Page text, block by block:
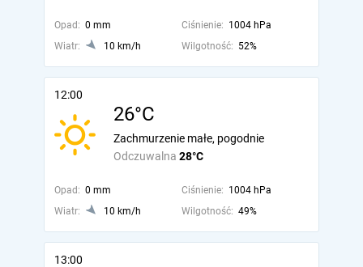
Opad: 0 mm Ciśnienie: 1004 hPa
Wiatr:
10 km/h Wilgotność: 52%
12:00
26°C
Odczuwalna 28°C
Zachmurzenie małe, pogodnie
Opad: 0 mm Ciśnienie: 1004 hPa
Wiatr:
10 km/h Wilgotność: 49%
13:00